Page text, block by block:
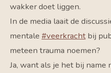
wakker doet liggen.
In de media laait de
mentale #veerkracht bij
meteen trauma noemen?
Ja, want als je het bij name